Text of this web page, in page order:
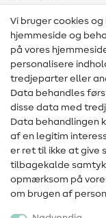
Syvejledninger
Hjælp & kontakt
Kontakt
Information om
FAQ
Fortrydelsesret
Populært
Vi bruger cookies
hjemmeside og
på vores
personalisere
tredjeparter eller
Data behandles
disse data med
Data behandlingen
af en legitim
er ret til ikke at give
tilbagekalde
opmærksom på
om brugen af